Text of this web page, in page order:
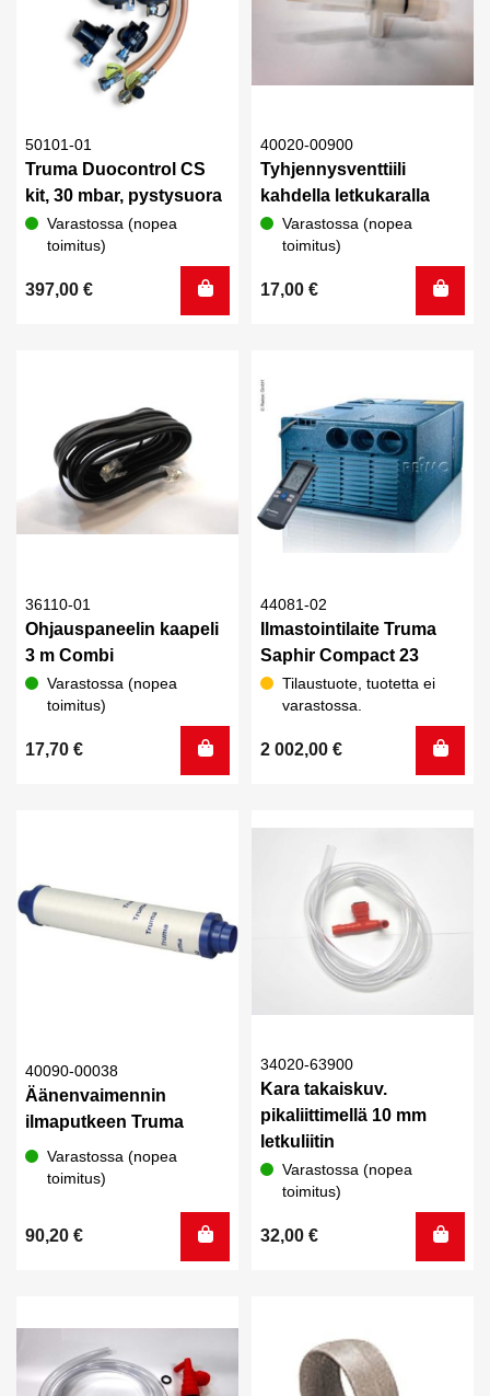
50101-01
Truma Duocontrol CS
kit, 30 mbar, pystysuora
Varastossa (nopea
toimitus)
397,00 €
40020-00900
Tyhjennysventtiili
kahdella letkukaralla
Varastossa (nopea
toimitus)
17,00 €
36110-01
Ohjauspaneelin kaapeli
3 m Combi
Varastossa (nopea
toimitus)
17,70 €
44081-02
Ilmastointilaite Truma
Saphir Compact 23
Tilaustuote, tuotetta ei
varastossa.
2 002,00 €
40090-00038
Äänenvaimennin
ilmaputkeen Truma
Varastossa (nopea
toimitus)
90,20 €
34020-63900
Kara takaiskuv.
pikaliittimellä 10 mm
letkuliitin
Varastossa (nopea
toimitus)
32,00 €